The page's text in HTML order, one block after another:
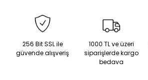
256 Bit SSL ile
güvende alışveriş
1000 TL ve üzeri
siparişlerde kargo
bedava